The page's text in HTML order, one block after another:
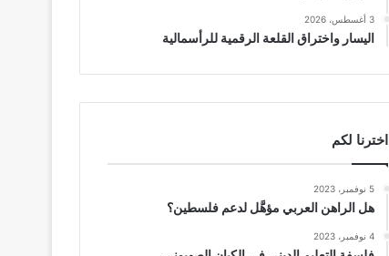
3 أغسطس، 2026
اليسار واختراق القلعة الرقمية للرأسمالية
اخترنا لكم
5 نوفمبر، 2023
هل الراهن العربي مؤهَّل لدعم فلسطين؟
4 نوفمبر، 2023